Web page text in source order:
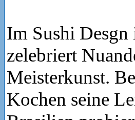
Im Sushi
zelebriert
Meisterkunst.
Kochen seine